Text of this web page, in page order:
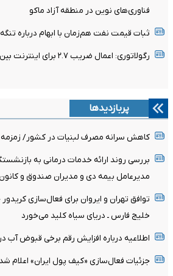
فناوری‌های نوین در منطقه آزاد ماکو
ثبات قیمت نفت هم‌زمان با ابهام درباره
رگولاتوری: اعمال ضریب ۲.۷ برای اینترنت بین‌الملل صحت ندارد
پربازدیدها
کاهش سرانه مصرف لبنیات در کشور/ زمزمه
بررسی روند ارائه خدمات درمانی به
مدیرعامل بیمه دی و مدیران صندوق و
توافق تهران و ایروان برای فعال‌سازی
خلیج فارس ـ دریای سیاه کلید می‌خورد
اطلاعیه درباره افزایش رقم برخی قبوض آب
جزئیات فعال‌سازی «کیف پول ایران» اعلام